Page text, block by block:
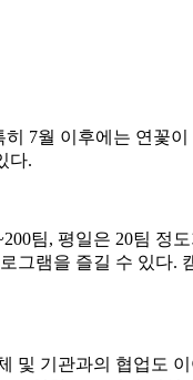
7월 이후에는 연
다.
팀, 평일은 20팀 정
램을 즐길 수 있다.
및 기관과의 협업도